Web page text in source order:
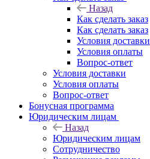
Назад
Как сделать заказ
Как сделать заказ
Условия доставки
Условия оплаты
Вопрос-ответ
Условия доставки
Условия оплаты
Вопрос-ответ
Бонусная программа
Юридическим лицам
Назад
Юридическим лицам
Сотрудничество